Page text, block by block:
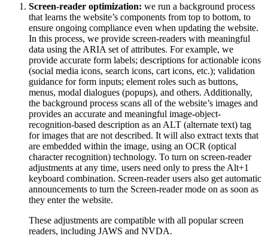
Screen-reader optimization: we run a background process
that learns the website’s components from top to bottom, to
ensure ongoing compliance even when updating the website.
In this process, we provide screen-readers with meaningful
data using the ARIA set of attributes. For example, we
provide accurate form labels; descriptions for actionable icons
(social media icons, search icons, cart icons, etc.); validation
guidance for form inputs; element roles such as buttons,
menus, modal dialogues (popups), and others. Additionally,
the background process scans all of the website’s images and
provides an accurate and meaningful image-object-
recognition-based description as an ALT (alternate text) tag
for images that are not described. It will also extract texts that
are embedded within the image, using an OCR (optical
character recognition) technology. To turn on screen-reader
adjustments at any time, users need only to press the Alt+1
keyboard combination. Screen-reader users also get automatic
announcements to turn the Screen-reader mode on as soon as
they enter the website.
These adjustments are compatible with all popular screen
readers, including JAWS and NVDA.